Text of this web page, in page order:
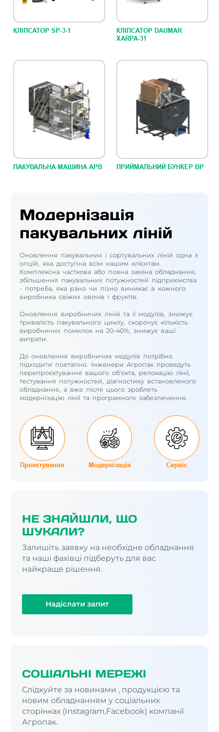
КЛІПСАТОР SP-3-1
КЛІПСАТОР DAUMAR
XARPA-31
ПАКУВАЛЬНА МАШИНА АРВ ПРИЙМАЛЬНИЙ БУНКЕР ВР
Модернізація
пакувальних ліній
Оновлення пакувальних і сортувальних ліній одна з
опцій, яка доступна всім нашим клієнтам.
Комплексна часткова або повна заміна обладнання,
збільшення пакувальних потужностей підприємства
- потреба, яка рано чи пізно виникає в кожного
виробника свіжих овочів і фруктів.
Оновлення виробничих ліній та її модулів, знижує
тривалість пакувального циклу, скорочує кількість
виробничих помилок на 20-40%, знижує ваші
витрати.
До оновлення виробничих модулів потрібно
підходити поетапно. Інженери Агропак проведуть
перепроєктування вашого об'єкта, релокацію лінії,
тестування потужностей, діагностику встановленого
обладнання, а вже після цього зроблять
модернізацію лінії та програмного забезпечення.
Проектування Модернізація Сервіс
НЕ ЗНАЙШЛИ, ЩО
ШУКАЛИ?
Залишіть заявку на необхідне обладнання
та наші фахівці підберуть для вас
найкраще рішення.
Надіслати запит
СОЦІАЛЬНІ МЕРЕЖІ
Слідкуйте за новинами , продукцією та
новим обладнанням у соціальних
сторінках (Instagram,Facebook) компанії
Агропак.